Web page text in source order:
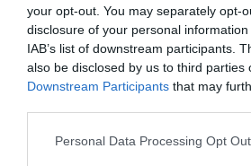
your opt-out. You may separately opt-
disclosure of your personal
IAB’s list of downstream participants.
also be disclosed by us to third parties
Downstream Participants that may
Please note that this website/app uses
Personal Data Processing Opt
01.08.2026 15:06
Αυτό είναι το σύμπτωμα
δέρματος που μπορεί να
κομμωτήριο! – Τι δείχνει